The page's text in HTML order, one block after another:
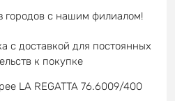
городов с нашим филиалом!
с доставкой для постоянных
к покупке
LA REGATTA 76.6009/400